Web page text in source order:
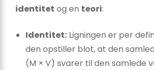
identitet og en teori:
Identitet: Ligningen er per
den opstiller blot, at den
(M × V) svarer til den samlede